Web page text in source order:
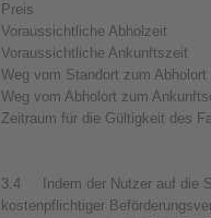
Preis
Voraussichtliche Abholzeit
Voraussichtliche Ankunftszeit
Weg vom Standort zum Abholort
Weg vom Abholort zum
Zeitraum für die Gültigkeit des
3.4 Indem der Nutzer auf die
kostenpflichtiger